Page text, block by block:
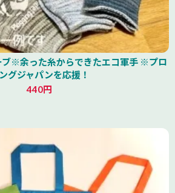
ブ※余った糸からできたエコ軍手 ※プロ
グジャパンを応援！
440円